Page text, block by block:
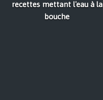
recettes mettant l'eau à la
bouche